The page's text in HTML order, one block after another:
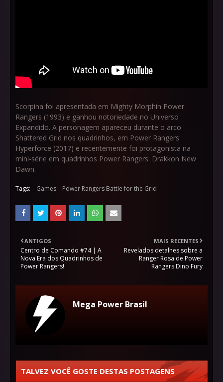
Scorpina foi apresentada em Mighty Morphin Power
Rangers (1993) e ganhou notoriedade no Universo
Expandido. A personagem apareceu durante o arco
Shattered Grid nos quadrinhos, em Power Rangers
Hyperforce (2017) e recentemente foi protagonista na
mini-série em quadrinhos Power Rangers: Drakkon New
Dawn.
Tags: Games Power Rangers Battle for the Grid
MAIS RECENTES
Revelados detalhes sobre a
Ranger Rosa de Power
Rangers Dino Fury
ANTIGOS
Centro de Comando #74 | A
Nova Era dos Quadrinhos de
Power Rangers!
Mega Power Brasil
TALVEZ VOCÊ GOSTE DESTAS POSTAGENS